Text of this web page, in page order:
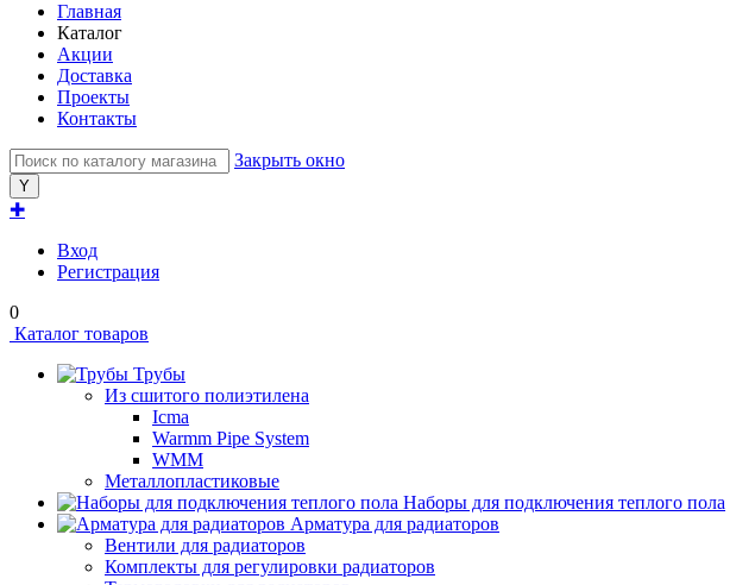
Главная
Каталог
Акции
Доставка
Проекты
Контакты
Закрыть окно
✚
Вход
Регистрация
0
Каталог товаров
Трубы
Из сшитого полиэтилена
Icma
Warmm Pipe System
WMM
Металлопластиковые
Наборы для подключения теплого пола
Арматура для радиаторов
Вентили для радиаторов
Комплекты для регулировки радиаторов